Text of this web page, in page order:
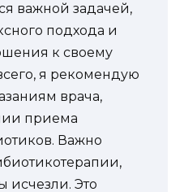
важной задачей,
подхода и
к своему
я рекомендую
врача,
приема
Важно
исчезли. Это